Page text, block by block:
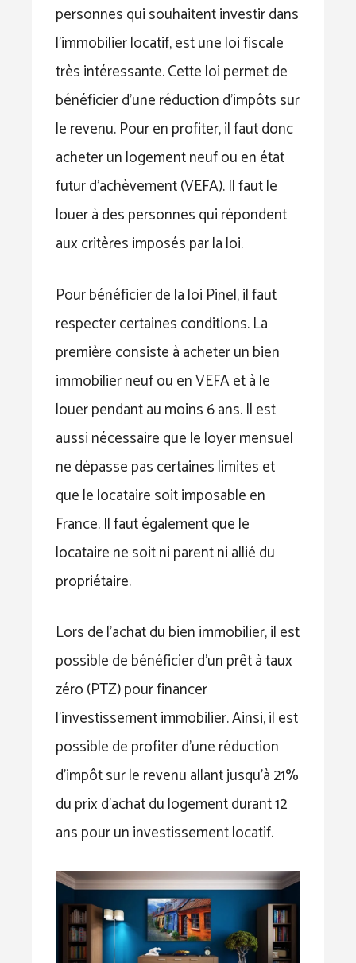
personnes qui souhaitent investir dans
l’immobilier locatif, est une loi fiscale
très intéressante. Cette loi permet de
bénéficier d’une réduction d’impôts sur
le revenu. Pour en profiter, il faut donc
acheter un logement neuf ou en état
futur d’achèvement (VEFA). Il faut le
louer à des personnes qui répondent
aux critères imposés par la loi.
Pour bénéficier de la loi Pinel, il faut
respecter certaines conditions. La
première consiste à acheter un bien
immobilier neuf ou en VEFA et à le
louer pendant au moins 6 ans. Il est
aussi nécessaire que le loyer mensuel
ne dépasse pas certaines limites et
que le locataire soit imposable en
France. Il faut également que le
locataire ne soit ni parent ni allié du
propriétaire.
Lors de l’achat du bien immobilier, il est
possible de bénéficier d’un prêt à taux
zéro (PTZ) pour financer
l’investissement immobilier. Ainsi, il est
possible de profiter d’une réduction
d’impôt sur le revenu allant jusqu’à 21%
du prix d’achat du logement durant 12
ans pour un investissement locatif.